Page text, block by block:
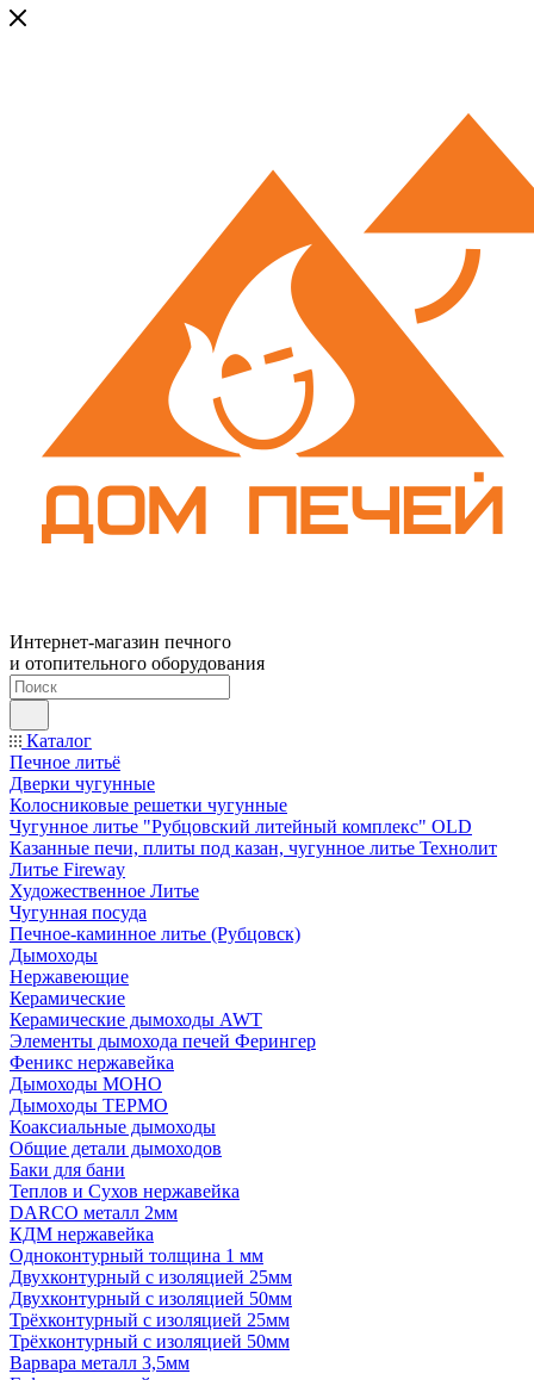
Интернет-магазин печного
и отопительного оборудования
Каталог
Печное литьё
Дверки чугунные
Колосниковые решетки чугунные
Чугунное литье "Рубцовский литейный комплекс" OLD
Казанные печи, плиты под казан, чугунное литье Технолит
Литье Fireway
Художественное Литье
Чугунная посуда
Печное-каминное литье (Рубцовск)
Дымоходы
Нержавеющие
Керамические
Керамические дымоходы AWT
Элементы дымохода печей Ферингер
Феникс нержавейка
Дымоходы МОНО
Дымоходы ТЕРМО
Коаксиальные дымоходы
Общие детали дымоходов
Баки для бани
Теплов и Сухов нержавейка
DARCO металл 2мм
КДМ нержавейка
Одноконтурный толщина 1 мм
Двухконтурный с изоляцией 25мм
Двухконтурный с изоляцией 50мм
Трёхконтурный с изоляцией 25мм
Трёхконтурный с изоляцией 50мм
Варвара металл 3,5мм